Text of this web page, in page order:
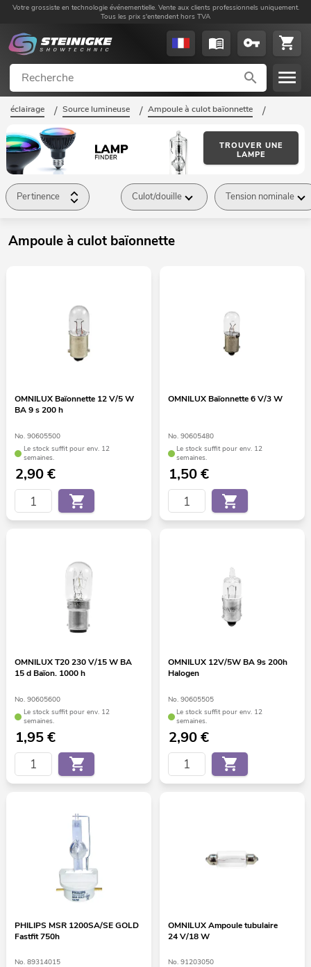
Votre grossiste en technologie événementielle. Vente aux clients professionnels uniquement.
Tous les prix s'entendent hors TVA
éclairage / Source lumineuse / Ampoule à culot baïonnette /
TROUVER UNE
LAMPE
Pertinence Culot/douille Tension nominale
Ampoule à culot baïonnette
OMNILUX Baïonnette 12 V/5 W
BA 9 s 200 h
No. 90605500
Le stock suffit pour env. 12
semaines.
2,90€
OMNILUX Baïonnette 6 V/3 W
No. 90605480
Le stock suffit pour env. 12
semaines.
1,50€
OMNILUX T20 230 V/15 W BA
15 d Baïon. 1000 h
No. 90605600
Le stock suffit pour env. 12
semaines.
1,95€
OMNILUX 12V/5W BA 9s 200h
Halogen
No. 90605505
Le stock suffit pour env. 12
semaines.
2,90€
PHILIPS MSR 1200SA/SE GOLD
Fastfit 750h
No. 89314015
OMNILUX Ampoule tubulaire
24 V/18 W
No. 91203050